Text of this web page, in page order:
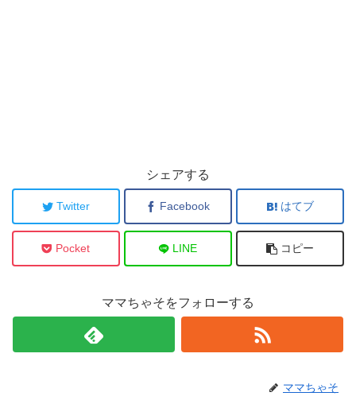
シェアする
Twitter Facebook はてブ
Pocket LINE コピー
ママちゃそをフォローする
ママちゃそ